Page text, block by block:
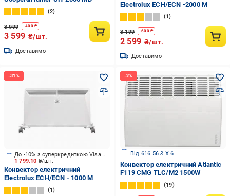
2
3 999 -400₴
3 599 ₴/шт.
Доставимо
Electrolux ECH/ECN -2000 M
1
3 199 -600₴
2 599 ₴/шт.
Доставимо
1 799.10 ₴/шт.
До -10% з суперкредиткою Visa Вигода
Конвектор електричний
Electrolux ECH/ECN - 1000 M
1
Від 616.56 ₴ X 6
Конвектор електричний Atlantic
F119 CMG TLC/M2 1500W
19